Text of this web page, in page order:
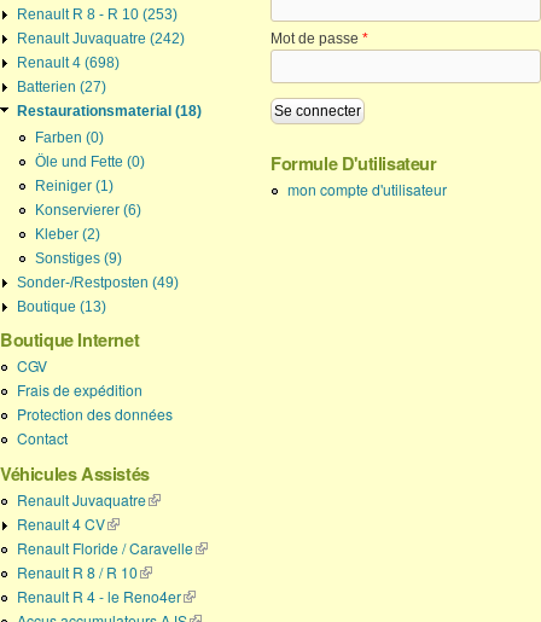
Renault R 8 - R 10 (253)
Renault Juvaquatre (242)
Renault 4 (698)
Batterien (27)
Restaurationsmaterial (18)
Farben (0)
Öle und Fette (0)
Reiniger (1)
Konservierer (6)
Kleber (2)
Sonstiges (9)
Sonder-/Restposten (49)
Boutique (13)
Boutique Internet
CGV
Frais de expédition
Protection des données
Contact
Véhicules Assistés
Renault Juvaquatre(link is external)
Renault 4 CV(link is external)
Renault Floride / Caravelle(link is external)
Renault R 8 / R 10(link is external)
Renault R 4 - le Reno4er(link is external)
Mot de passe *
Formule D'utilisateur
mon compte d'utilisateur